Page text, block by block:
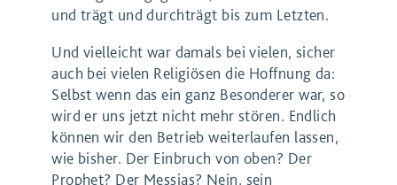
und trägt und durchträgt bis zum Letzten.
Und vielleicht war damals bei vielen, sicher
auch bei vielen Religiösen die Hoffnung da:
Selbst wenn das ein ganz Besonderer war, so
wird er uns jetzt nicht mehr stören. Endlich
können wir den Betrieb weiterlaufen lassen,
wie bisher. Der Einbruch von oben? Der
Prophet? Der Messias? Nein, sein